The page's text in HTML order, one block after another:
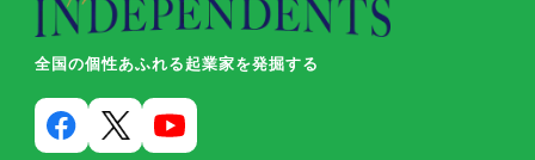
全国の個性あふれる起業家を発掘する